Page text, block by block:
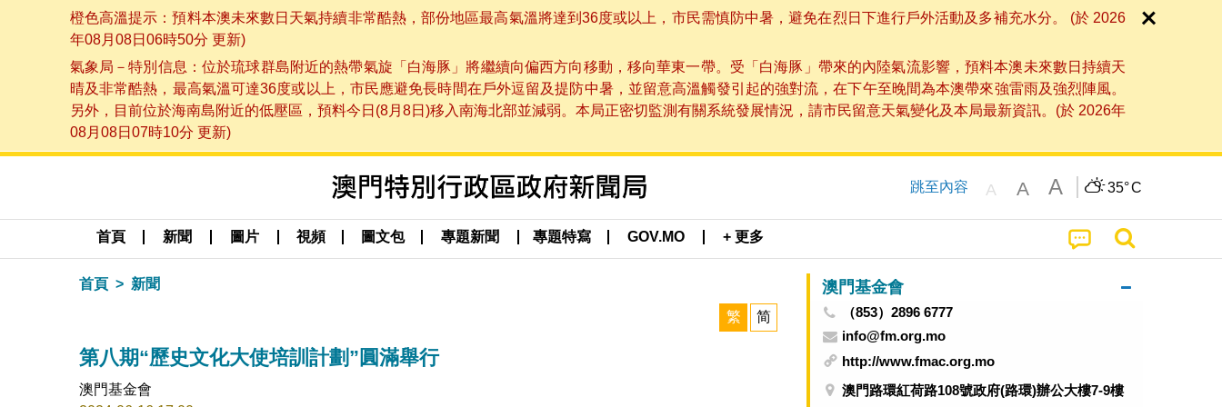
橙色高溫提示：預料本澳未來數日天氣持續非常酷熱，部份地區最高氣溫將達到36度或以上，市民需慎防中暑，避免在烈日下進行戶外活動及多補充水分。 (於 2026
年08月08日06時50分 更新)
氣象局－特別信息：位於琉球群島附近的熱帶氣旋「白海豚」將繼續向偏西方向移動，移向華東一帶。受「白海豚」帶來的內陸氣流影響，預料本澳未來數日持續天
晴及非常酷熱，最高氣溫可達36度或以上，市民應避免長時間在戶外逗留及提防中暑，並留意高溫觸發引起的強對流，在下午至晚間為本澳帶來強雷雨及強烈陣風。
另外，目前位於海南島附近的低壓區，預料今日(8月8日)移入南海北部並減弱。本局正密切監測有關系統發展情況，請市民留意天氣變化及本局最新資訊。(於 2026年
08月08日07時10分 更新)
跳至內容 A A A 35°C
首頁 新聞 圖片 視頻 圖文包 專題新聞 專題特寫 GOV.MO + 更多
首頁 新聞
繁 简
第八期“歷史文化大使培訓計劃”圓滿舉行
澳門基金會
澳門基金會
（853）2896 6777
info@fm.org.mo
http://www.fmac.org.mo
澳門路環紅荷路108號政府(路環)辦公大樓7-9樓